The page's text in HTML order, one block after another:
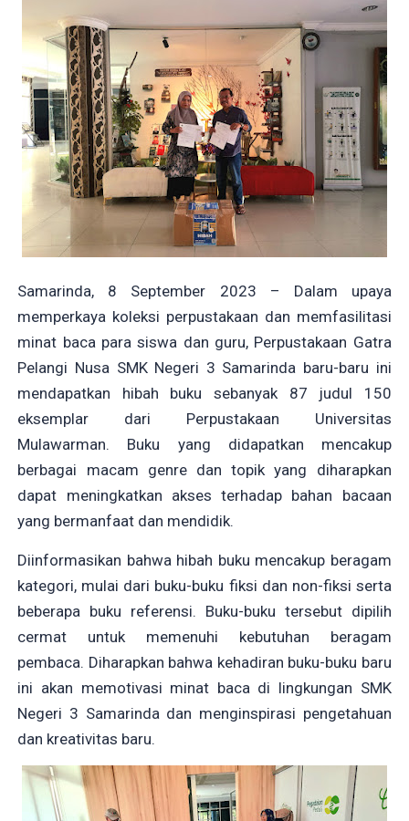
Samarinda, 8 September 2023 – Dalam upaya
memperkaya koleksi perpustakaan dan memfasilitasi
minat baca para siswa dan guru, Perpustakaan Gatra
Pelangi Nusa SMK Negeri 3 Samarinda baru-baru ini
mendapatkan hibah buku sebanyak 87 judul 150
eksemplar dari Perpustakaan Universitas
Mulawarman. Buku yang didapatkan mencakup
berbagai macam genre dan topik yang diharapkan
dapat meningkatkan akses terhadap bahan bacaan
yang bermanfaat dan mendidik.
Diinformasikan bahwa hibah buku mencakup beragam
kategori, mulai dari buku-buku fiksi dan non-fiksi serta
beberapa buku referensi. Buku-buku tersebut dipilih
cermat untuk memenuhi kebutuhan beragam
pembaca. Diharapkan bahwa kehadiran buku-buku baru
ini akan memotivasi minat baca di lingkungan SMK
Negeri 3 Samarinda dan menginspirasi pengetahuan
dan kreativitas baru.